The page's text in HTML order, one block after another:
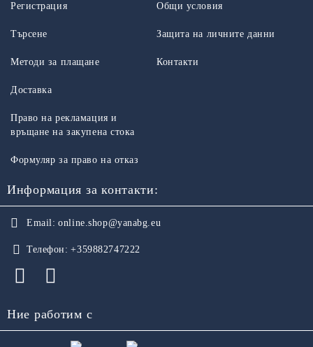
Регистрация
Търсене
Общи условия
Защита на личните данни
Методи за плащане
Доставка
Право на рекламация и
връщане на закупена стока
Формуляр за право на отказ
Контакти
Информация за контакти:
Email: online.shop@yanabg.eu
Телефон: +359882747222
Ние работим с